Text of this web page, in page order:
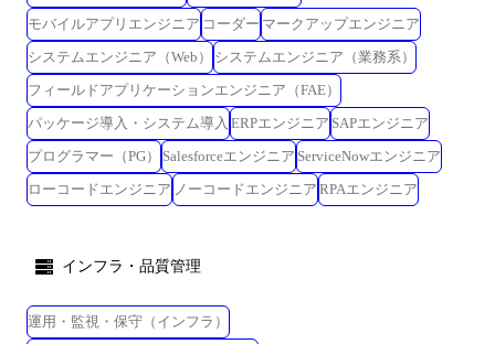
モバイルアプリエンジニア コーダー マークアップエンジニア
システムエンジニア（Web）
システムエンジニア（業務系）
フィールドアプリケーションエンジニア（FAE）
パッケージ導入・システム導入 ERPエンジニア SAPエンジニア
プログラマー（PG）
Salesforceエンジニア ServiceNowエンジニア
ローコードエンジニア ノーコードエンジニア RPAエンジニア
インフラ・品質管理
運用・監視・保守（インフラ）